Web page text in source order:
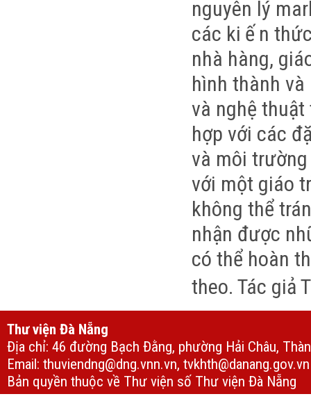
nguyên lý
các ki ế n
nhà hàng,
hình thành
và nghệ
hợp với các
và môi
với một giáo
không thể
nhận được
có thể hoàn
theo. Tác giả
Thư viện Đà Nẵng
Địa chỉ: 46 đường Bạch Đằng, phường Hải Châu,
Email: thuviendng@dng.vnn.vn, tvkhth@danang.gov.vn
Bản quyền thuộc về Thư viện số Thư viện Đà Nẵng